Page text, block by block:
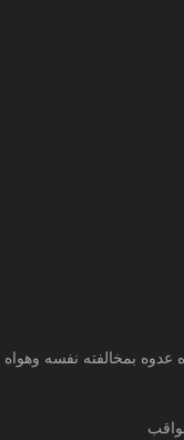
عدوه بمخالفته نفسه